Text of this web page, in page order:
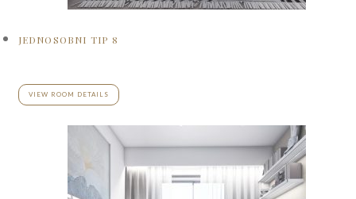
JEDNOSOBNI TIP 8
VIEW ROOM DETAILS